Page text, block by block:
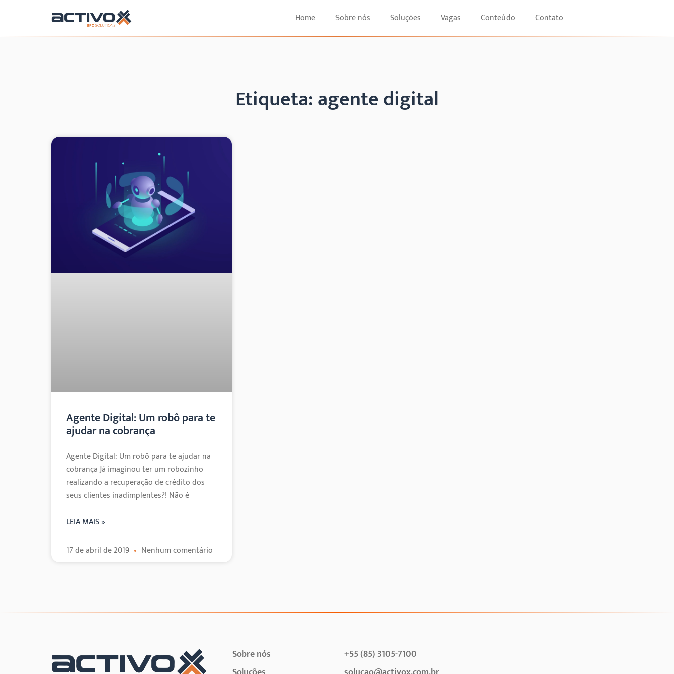
Home Sobre nós Soluções Vagas Conteúdo Contato
Etiqueta: agente digital
Agente Digital: Um robô para te
ajudar na cobrança
Agente Digital: Um robô para te ajudar na
cobrança Já imaginou ter um robozinho
realizando a recuperação de crédito dos
seus clientes inadimplentes?! Não é
LEIA MAIS »
17 de abril de 2019 Nenhum comentário
Sobre nós
+55 (85) 3105-7100